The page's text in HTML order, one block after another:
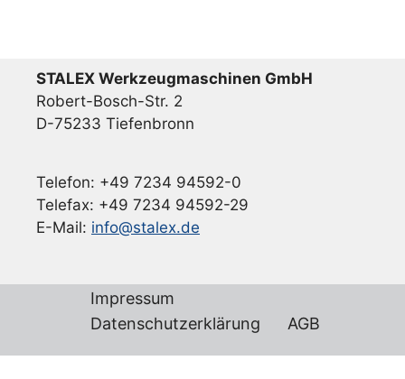
STALEX Werkzeugmaschinen GmbH
Robert-Bosch-Str. 2
D-75233 Tiefenbronn
Telefon: +49 7234 94592-0
Telefax: +49 7234 94592-29
E-Mail: info@stalex.de
Impressum
Datenschutzerklärung
AGB